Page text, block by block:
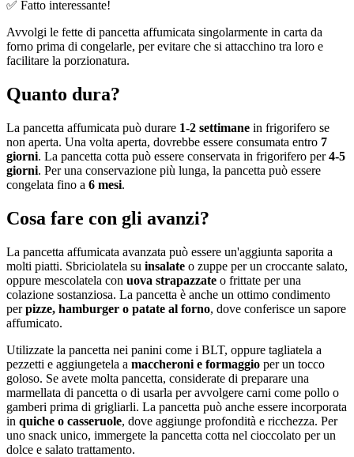
✅ Fatto interessante!
Avvolgi le fette di pancetta affumicata singolarmente in carta da
forno prima di congelarle, per evitare che si attacchino tra loro e
facilitare la porzionatura.
Quanto dura?
La pancetta affumicata può durare 1-2 settimane in frigorifero se
non aperta. Una volta aperta, dovrebbe essere consumata entro 7
giorni. La pancetta cotta può essere conservata in frigorifero per4-5
giorni. Per una conservazione più lunga, la pancetta può essere
congelata fino a 6 mesi.
Cosa fare con gli avanzi?
La pancetta affumicata avanzata può essere un'aggiunta saporita a
molti piatti. Sbriciolatela su insalate o zuppe per un croccante salato,
oppure mescolatela con uova strapazzate o frittate per una
colazione sostanziosa. La pancetta è anche un ottimo condimento
perpizze, hamburger o patate al forno, dove conferisce un sapore
affumicato.
Utilizzate la pancetta nei panini come i BLT, oppure tagliatela a
pezzetti e aggiungetela a maccheroni e formaggio per un tocco
goloso. Se avete molta pancetta, considerate di preparare una
marmellata di pancetta o di usarla per avvolgere carni come pollo o
gamberi prima di grigliarli. La pancetta può anche essere incorporata
in quiche o casseruole, dove aggiunge profondità e ricchezza. Per
uno snack unico, immergete la pancetta cotta nel cioccolato per un
dolce e salato trattamento.